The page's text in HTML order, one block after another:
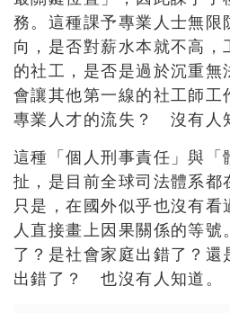
務。這種課予專業人士無限
向，是否對薪水本就不高，
的社工，是否是過於沉重無
會讓其他第一線的社工師工
專業人才的流失？ 沒有人
這種「個人刑事責任」與「
扯，是目前全球司法體系都
只是，在國外似乎也沒有
人直接畫上因果關係的等
了？是社會家庭出錯了？還
出錯了？ 也沒有人知道。